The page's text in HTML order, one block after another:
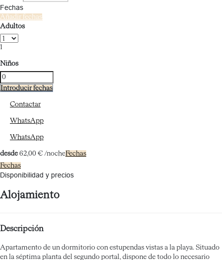
Fechas
Añadir fechas
Adultos
1
Niños
Introducir fechas
Contactar
WhatsApp
WhatsApp
desde 62,00 € /nocheFechas
Fechas
Disponibilidad y precios
Alojamiento
Descripción
Apartamento de un dormitorio con estupendas vistas a la playa. Situado
en la séptima planta del segundo portal, dispone de todo lo necesario